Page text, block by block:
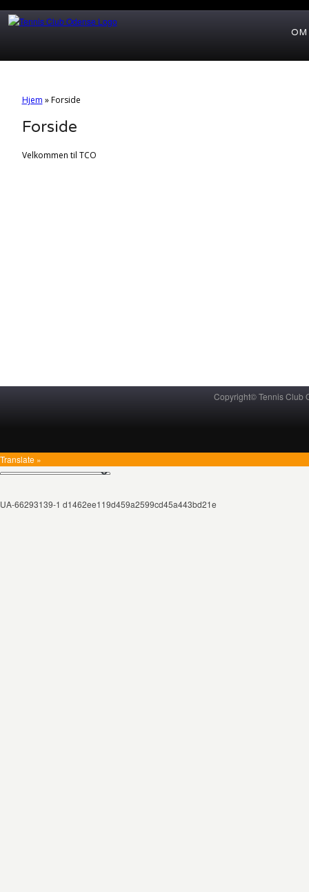
OM
Hjem »Forside
Forside
Velkommen til TCO
Copyright© Tennis Club
Translate »
UA-66293139-1 d1462ee119d459a2599cd45a443bd21e